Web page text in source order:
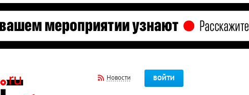
Новости ВОЙТИ